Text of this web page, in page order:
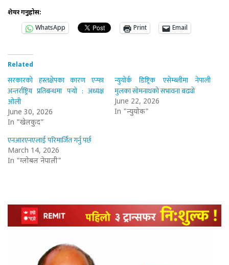
शेयर गर्नुहोस:
WhatsApp
Print Email
Related
सरकारको हस्तक्षेपका कारण एन्फा
अन्तर्राष्ट्रिय प्रतिबन्धमा पर्‍यो : अध्यक्ष
ओली
June 30, 2026
In "खेलकुद"
न्युयोर्क डिष्ट्रिक एसेम्ब्लीमा नेपाली
मुलका सोमनाथको सभावना बढ्यो
June 22, 2026
In "न्युयोर्क"
एनआरएनएलाई परिमार्जित गर्नु पर्छ
March 14, 2026
In "ग्लोबल नेपाली"